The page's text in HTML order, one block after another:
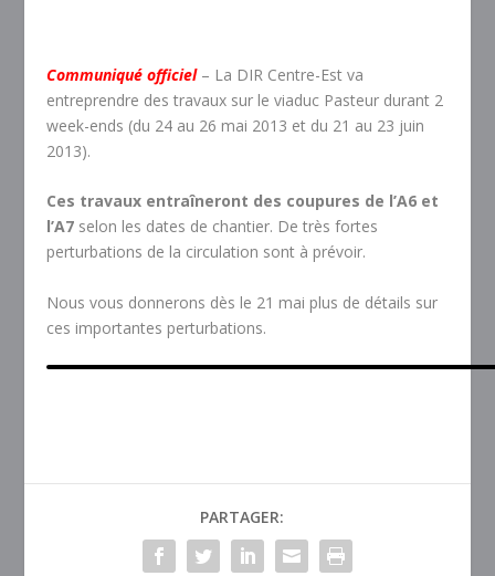
Communiqué officiel– La DIR Centre-Est va
entreprendre des travaux sur le viaduc Pasteur durant 2
week-ends (du 24 au 26 mai 2013 et du 21 au 23 juin
2013).
Ces travaux entraîneront des coupures de l’A6 et
l’A7 selon les dates de chantier. De très fortes
perturbations de la circulation sont à prévoir.
Nous vous donnerons dès le 21 mai plus de détails sur
ces importantes perturbations.
PARTAGER: